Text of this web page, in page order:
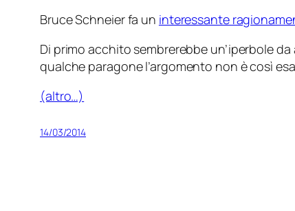
Bruce Schneier fa un interessante
Di primo acchito sembrerebbe un’iperbole
qualche paragone l’argomento non è così
(altro…)
14/03/2014